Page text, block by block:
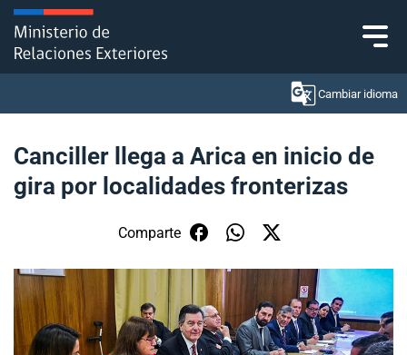
Click acá para ir directamente al contenido
Cambiar idioma
Ministerio
Política Exterior
Embajadas y consulados
Servicios ciudadanos
Canciller llega a Arica en inicio de
gira por localidades fronterizas
Comparte